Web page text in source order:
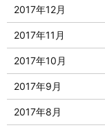
2017年12月
2017年11月
2017年10月
2017年9月
2017年8月